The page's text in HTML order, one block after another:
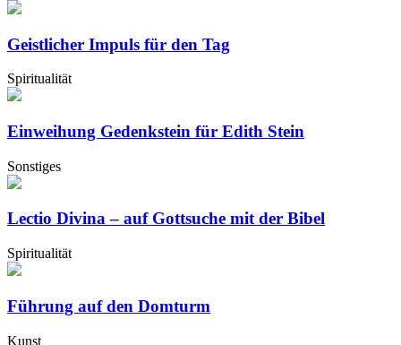
Geistlicher Impuls für den Tag
Spiritualität
Einweihung Gedenkstein für Edith Stein
Sonstiges
Lectio Divina – auf Gottsuche mit der Bibel
Spiritualität
Führung auf den Domturm
Kunst